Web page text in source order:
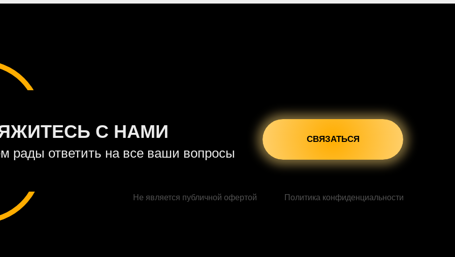
Не является публичной офертой Политика конфиденциальности
СВЯЗАТЬСЯ
рады ответить на все ваши вопросы
С НАМИ